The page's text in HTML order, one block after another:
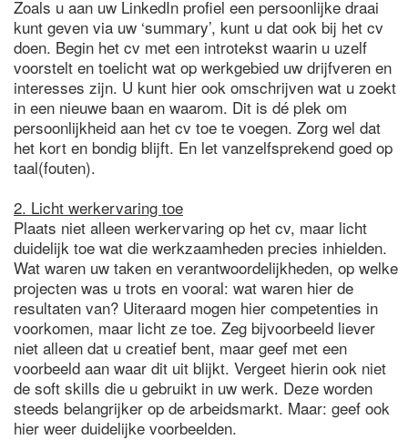
Zoals u aan uw LinkedIn profiel een persoonlijke draai
kunt geven via uw ‘summary’, kunt u dat ook bij het cv
doen. Begin het cv met een introtekst waarin u uzelf
voorstelt en toelicht wat op werkgebied uw drijfveren en
interesses zijn. U kunt hier ook omschrijven wat u zoekt
in een nieuwe baan en waarom. Dit is dé plek om
persoonlijkheid aan het cv toe te voegen. Zorg wel dat
het kort en bondig blijft. En let vanzelfsprekend goed op
taal(fouten).
2. Licht werkervaring toe
Plaats niet alleen werkervaring op het cv, maar licht
duidelijk toe wat die werkzaamheden precies inhielden.
Wat waren uw taken en verantwoordelijkheden, op welke
projecten was u trots en vooral: wat waren hier de
resultaten van? Uiteraard mogen hier competenties in
voorkomen, maar licht ze toe. Zeg bijvoorbeeld liever
niet alleen dat u creatief bent, maar geef met een
voorbeeld aan waar dit uit blijkt. Vergeet hierin ook niet
de soft skills die u gebruikt in uw werk. Deze worden
steeds belangrijker op de arbeidsmarkt. Maar: geef ook
hier weer duidelijke voorbeelden.